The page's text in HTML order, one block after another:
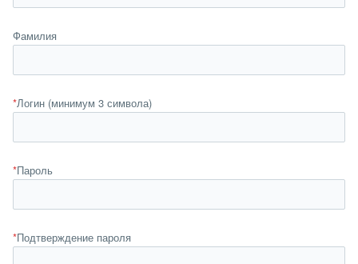
Фамилия
*Логин (минимум 3 символа)
*Пароль
*Подтверждение пароля